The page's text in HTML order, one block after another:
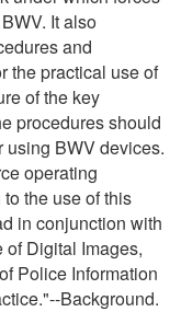
It also
and
the practical use of
of the key
procedures should
using BWV devices.
operating
the use of this
in conjunction with
Digital Images,
Police Information
Background.